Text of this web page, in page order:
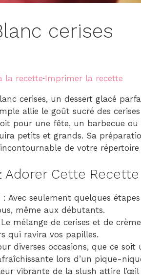
cerises
la recette·Imprimer la recette
cerises, un dessert glacé
allie le goût sucré des
pour une fête, un barbecue
petits et grands. Sa
de votre répertoire
Adorer Cette Recette
: Avec seulement quelques
même aux débutants.
mélange de cerises et de
qui ravira vos papilles.
diverses occasions, que ce soit
lors d’un pique-
vibrante de la slush attire